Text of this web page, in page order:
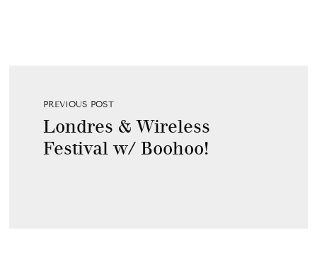
PREVIOUS POST
Londres & Wireless
Festival w/ Boohoo!